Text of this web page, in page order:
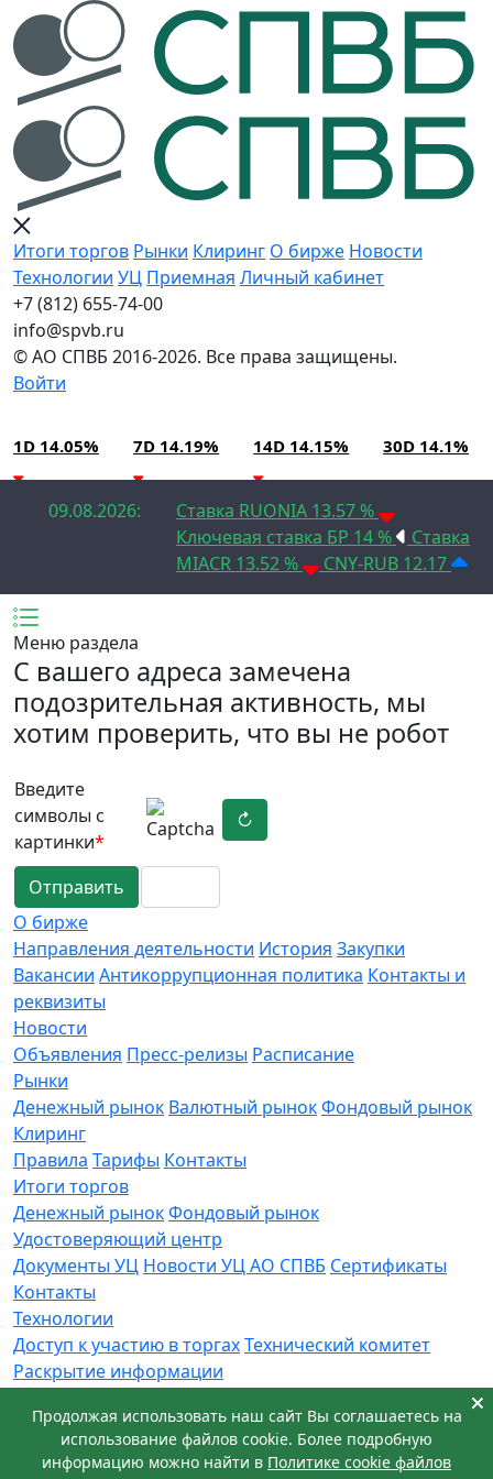
Итоги торгов Рынки Клиринг О бирже Новости
Технологии УЦ Приемная Личный кабинет
+7 (812) 655-74-00
info@spvb.ru
© АО СПВБ 2016-2026. Все права защищены.
Войти
1D 14.05%
7D 14.19% 14D 14.15% 30D 14.1%
09.08.2026:
Ставка RUONIA 13.57 %
Ключевая ставка БР 14 %
Ставка
MIACR 13.52 %
CNY-RUB 12.17
Меню раздела
C вашего адреса замечена
подозрительная активность, мы
хотим проверить, что вы не робот
Введите
символы с
картинки*
↻
Отправить
О бирже
Направления деятельности История Закупки
Вакансии Антикоррупционная политика Контакты и
реквизиты
Новости
Объявления Пресс-релизы Расписание
Рынки
Денежный рынок Валютный рынокФондовый рынок
Клиринг
Правила Тарифы Контакты
Итоги торгов
Денежный рынокФондовый рынок
Удостоверяющий центр
Документы УЦ Новости УЦ АО СПВБ Сертификаты
Контакты
Технологии
Доступ к участию в торгахТехнический комитет
Раскрытие информации
Обращения Заявка в техническую поддержку
© АО СПВБ 2016-2026. Все права защищены.
Продолжая использовать наш сайт Вы соглашаетесь на
использование файлов cookie. Более подробную
информацию можно найти в Политике cookie файлов